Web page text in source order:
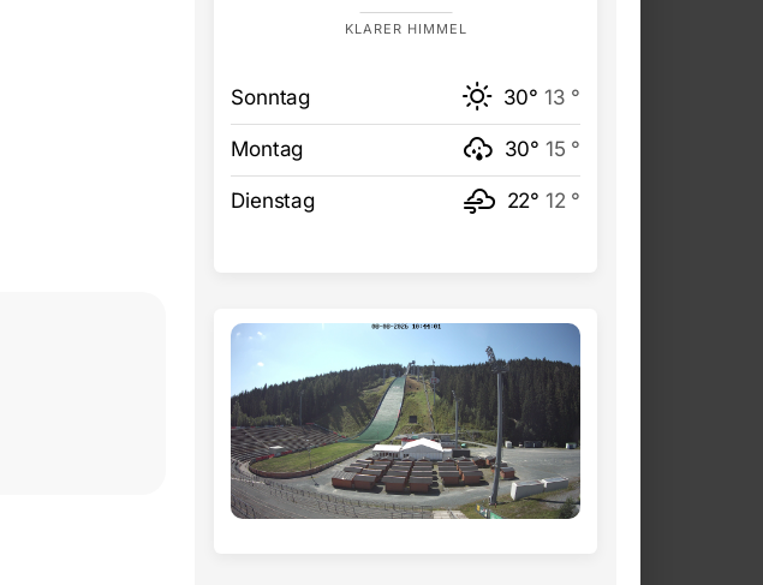
KLARER HIMMEL
Sonntag 30° 13 °
Montag 30° 15 °
Dienstag 22° 12 °